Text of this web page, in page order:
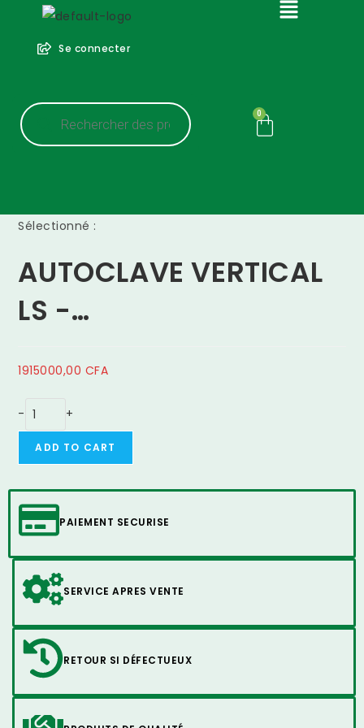
Se connecter
0
Sélectionné :
AUTOCLAVE VERTICAL
LS -…
1915000,00 CFA
- +
ADD TO CART
PAIEMENT SECURISE
SERVICE APRES VENTE
RETOUR SI DÉFECTUEUX